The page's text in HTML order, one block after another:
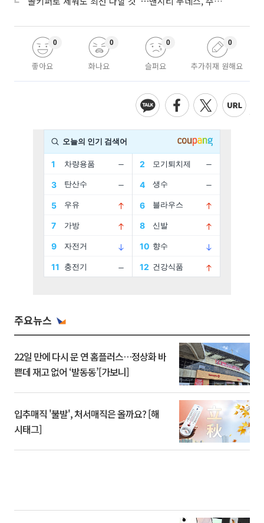
좋아요
0
화나요
0
슬퍼요
0
추가취재 원해요
0
주요뉴스
22일 만에 다시 문 연 홈플러스…정상화 바
쁜데 재고 없어 ‘발동동’[가보니]
입추매직 '불발', 처서매직은 올까요? [해
시태그]